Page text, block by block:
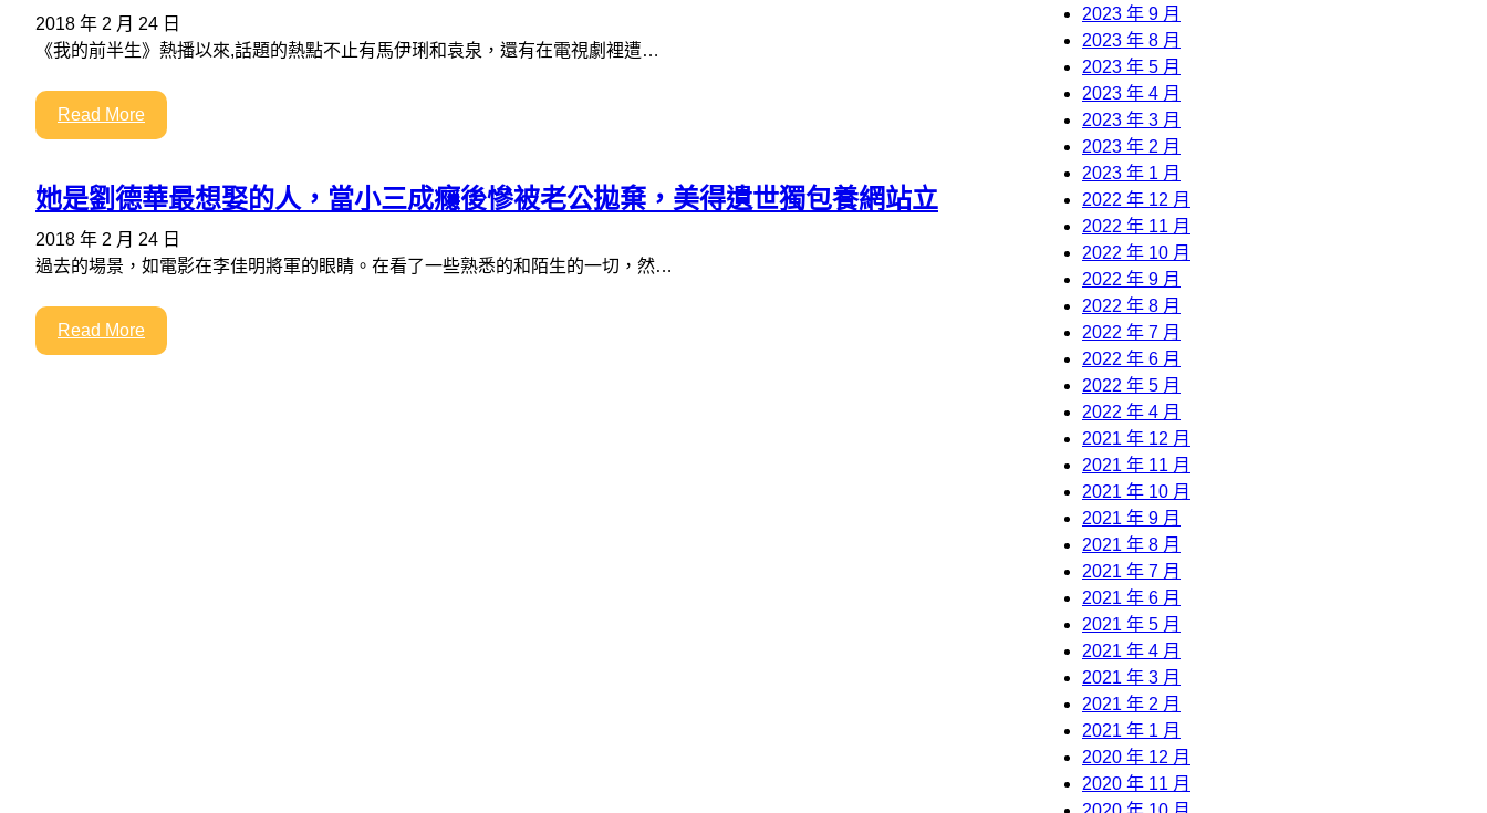
2018 年 2 月 24 日
《我的前半生》熱播以來,話題的熱點不止有馬伊琍和袁泉，還有在電視劇裡遭…
Read More
她是劉德華最想娶的人，當小三成癮後慘被老公拋棄，美得遺世獨包養網站立
2018 年 2 月 24 日
過去的場景，如電影在李佳明將軍的眼睛。在看了一些熟悉的和陌生的一切，然…
Read More
2023 年 9 月
2023 年 8 月
2023 年 5 月
2023 年 4 月
2023 年 3 月
2023 年 2 月
2023 年 1 月
2022 年 12 月
2022 年 11 月
2022 年 10 月
2022 年 9 月
2022 年 8 月
2022 年 7 月
2022 年 6 月
2022 年 5 月
2022 年 4 月
2021 年 12 月
2021 年 11 月
2021 年 10 月
2021 年 9 月
2021 年 8 月
2021 年 7 月
2021 年 6 月
2021 年 5 月
2021 年 4 月
2021 年 3 月
2021 年 2 月
2021 年 1 月
2020 年 12 月
2020 年 11 月